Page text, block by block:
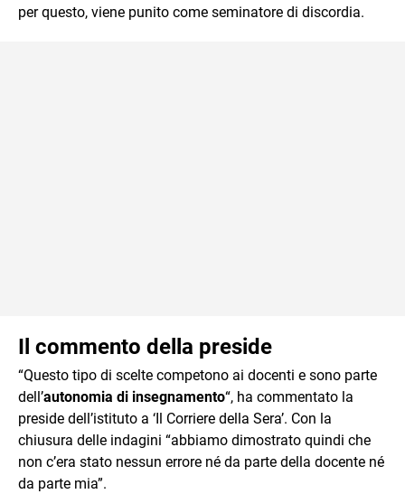
per questo, viene punito come seminatore di discordia.
Il commento della preside
“Questo tipo di scelte competono ai docenti e sono parte
dell’autonomia di insegnamento“, ha commentato la
preside dell’istituto a ‘Il Corriere della Sera’. Con la
chiusura delle indagini “abbiamo dimostrato quindi che
non c’era stato nessun errore né da parte della docente né
da parte mia”.